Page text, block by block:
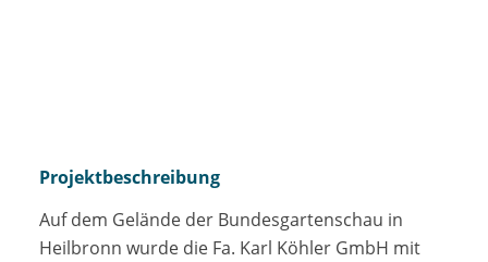
Projektbeschreibung
Auf dem Gelände der Bundesgartenschau in
Heilbronn wurde die Fa. Karl Köhler GmbH mit